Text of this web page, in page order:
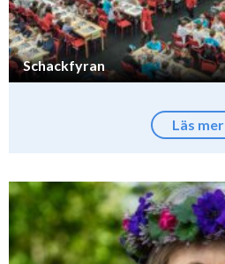
Schackfyran
Läs mer